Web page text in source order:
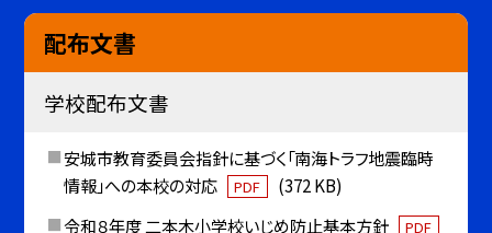
配布文書
学校配布文書
安城市教育委員会指針に基づく「南海トラフ地震臨時
情報」への本校の対応
PDF
(372 KB)
令和８年度 二本木小学校いじめ防止基本方針
PDF